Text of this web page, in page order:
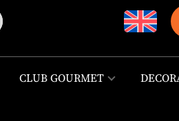
CLUB GOURMET